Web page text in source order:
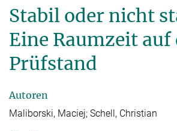
Stabil oder nicht
Eine Raumzeit auf
Prüfstand
Autoren
Maliborski, Maciej; Schell, Christian